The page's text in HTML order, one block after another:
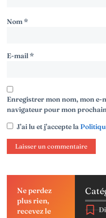
Nom*
E-mail*
Enregistrer mon nom, mon e-
navigateur pour mon
J’ai lu et j’accepte la
Ne perdez
plus rien,
recevez le